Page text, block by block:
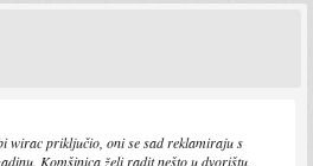
wirac priključio, oni se sad reklamiraju s
Komšinica želi radit nešto u dvorištu,